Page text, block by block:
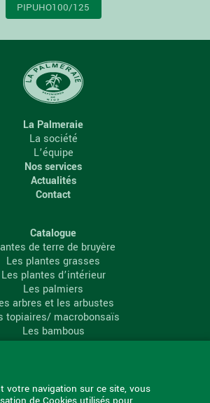
votre navigation sur ce site, vous
PIPUHO100/125
La Palmeraie
La société
L’équipe
Nos services
Actualités
Contact
Catalogue
de terre de bruyère
Les plantes grasses
Les plantes d’intérieur
Les palmiers
arbres et les arbustes
topiaires/ macrobonsaïs
Les bambous
Les conifères
La Palmeraie